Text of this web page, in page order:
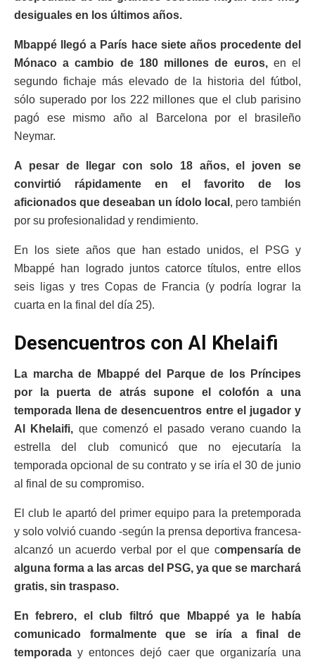
desiguales en los últimos años.
Mbappé llegó a París hace siete años procedente del
Mónaco a cambio de 180 millones de euros,en el
segundo fichaje más elevado de la historia del fútbol,
sólo superado por los 222 millones que el club parisino
pagó ese mismo año al Barcelona por el brasileño
Neymar.
A pesar de llegar con solo 18 años, el joven se
convirtió rápidamente en el favorito de los
aficionados que deseaban un ídolo local , pero también
por su profesionalidad y rendimiento.
En los siete años que han estado unidos, el PSG y
Mbappé han logrado juntos catorce títulos, entre ellos
seis ligas y tres Copas de Francia (y podría lograr la
cuarta en la final del día 25).
Desencuentros con Al Khelaifi
La marcha de Mbappé del Parque de los Príncipes
por la puerta de atrás supone el colofón a una
temporada llena de desencuentros entre el jugador y
Al Khelaifi, que comenzó el pasado verano cuando la
estrella del club comunicó que no ejecutaría la
temporada opcional de su contrato y se iría el 30 de junio
al final de su compromiso.
El club le apartó del primer equipo para la pretemporada
y solo volvió cuando -según la prensa deportiva francesa-
alcanzó un acuerdo verbal por el que compensaría de
alguna forma a las arcas del PSG, ya que se marchará
gratis, sin traspaso.
En febrero, el club filtró que Mbappé ya le había
comunicado formalmente que se iría a final de
temporada y entonces dejó caer que organizaría una